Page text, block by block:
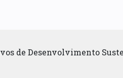
de Desenvolvimento